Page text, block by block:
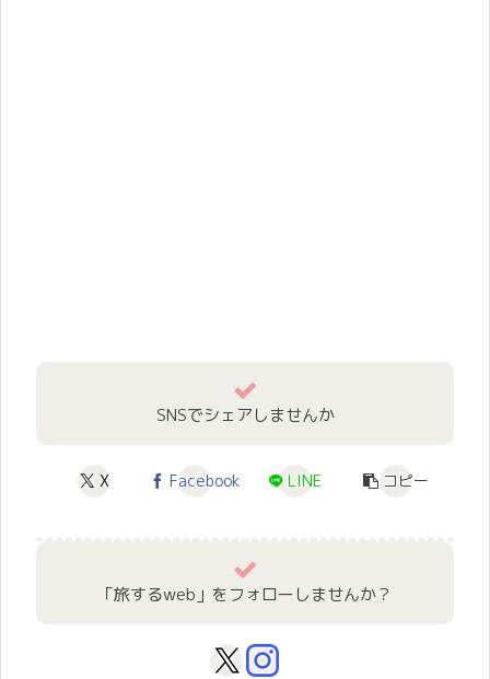
SNSでシェアしませんか
X Facebook LINE コピー
「旅するweb」をフォローしませんか？